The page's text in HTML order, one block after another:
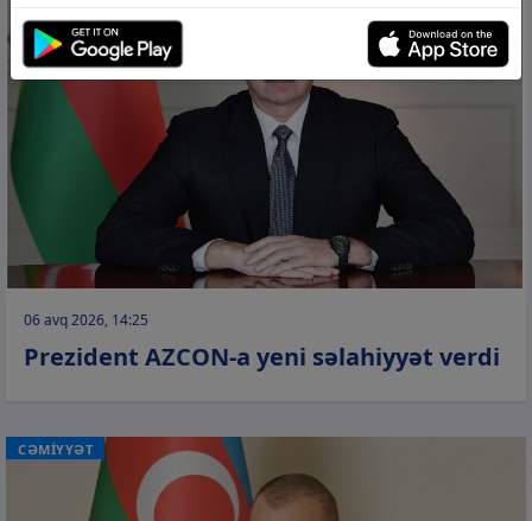
06 avq 2026, 14:25
Prezident AZCON-a yeni səlahiyyət verdi
CƏMİYYƏT